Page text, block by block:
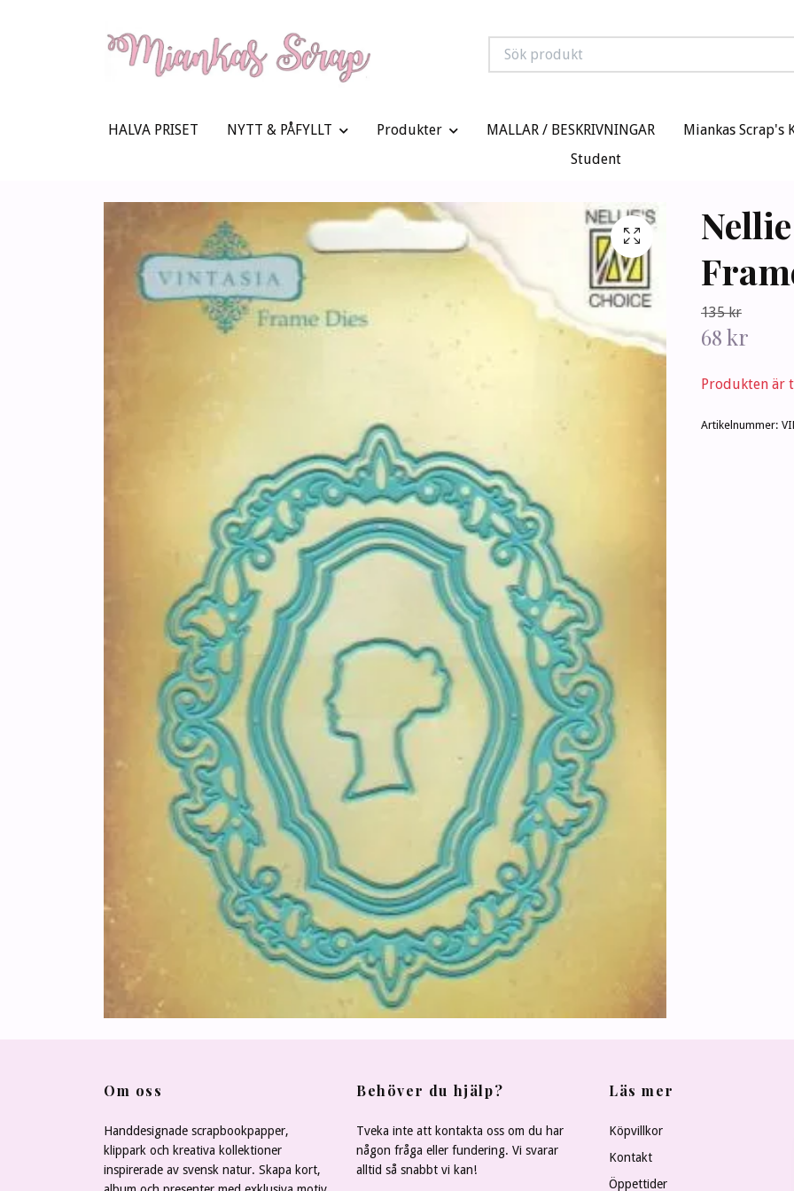
HALVA PRISET NYTT & PÅFYLLT Produkter MALLAR / BESKRIVNINGAR Miankas Scrap's
Student
135 kr
68 kr
Produkten är
Artikelnummer:
Om oss
Handdesignade scrapbookpapper,
klippark och kreativa kollektioner
inspirerade av svensk natur. Skapa kort,
Behöver du hjälp?
Tveka inte att kontakta oss om du har
någon fråga eller fundering. Vi svarar
alltid så snabbt vi kan!
Läs mer
Köpvillkor
Kontakt
Öppettider